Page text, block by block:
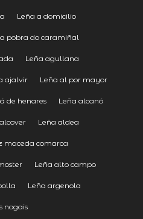
Leña a domicilio
pobra do caramiñal
Leña agullana
ajalvir Leña al por mayor
de henares Leña alcanó
Leña aldea
maceda comarca
Leña alto campo
Leña argenola
nogais